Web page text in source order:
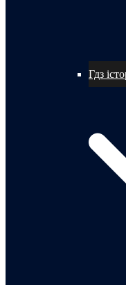
Гдз